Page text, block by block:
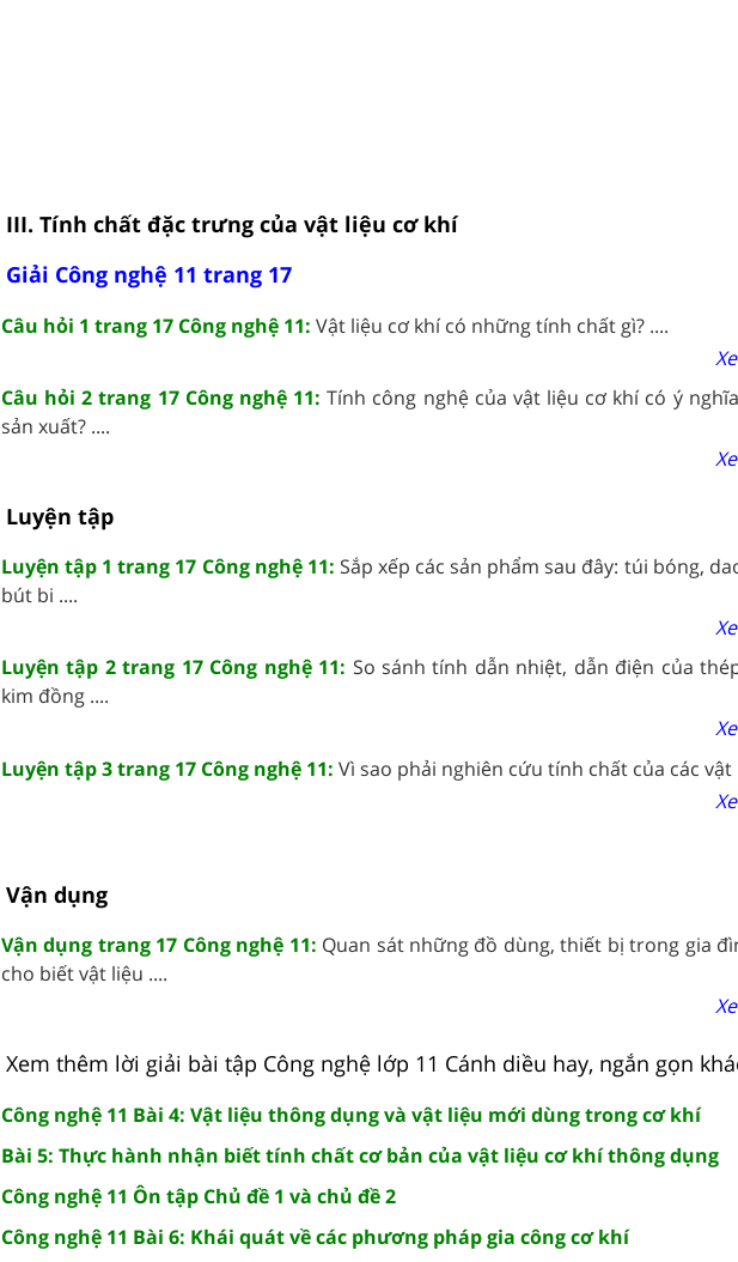
III. Tính chất đặc trưng của vật liệu cơ khí
Giải Công nghệ 11 trang 17
Câu hỏi 1 trang 17 Công nghệ 11: Vật liệu cơ khí có những tính chất gì? ....
Câu hỏi 2 trang 17 Công nghệ 11:Tính công nghệ của vật liệu cơ khí có ý
sản xuất? ....
Luyện tập
Luyện tập 1 trang 17 Công nghệ 11: Sắp xếp các sản phẩm sau đây: túi bóng,
bút bi ....
Luyện tập 2 trang 17 Công nghệ 11: So sánh tính dẫn nhiệt, dẫn điện của
kim đồng ....
Luyện tập 3 trang 17 Công nghệ 11: Vì sao phải nghiên cứu tính chất của các vật
Vận dụng
Vận dụng trang 17 Công nghệ 11: Quan sát những đồ dùng, thiết bị trong gia
cho biết vật liệu ....
Xem thêm lời giải bài tập Công nghệ lớp 11 Cánh diều hay, ngắn gọn
Công nghệ 11 Bài 4: Vật liệu thông dụng và vật liệu mới dùng trong cơ khí
Bài 5: Thực hành nhận biết tính chất cơ bản của vật liệu cơ khí thông dụng
Công nghệ 11 Ôn tập Chủ đề 1 và chủ đề 2
Công nghệ 11 Bài 6: Khái quát về các phương pháp gia công cơ khí